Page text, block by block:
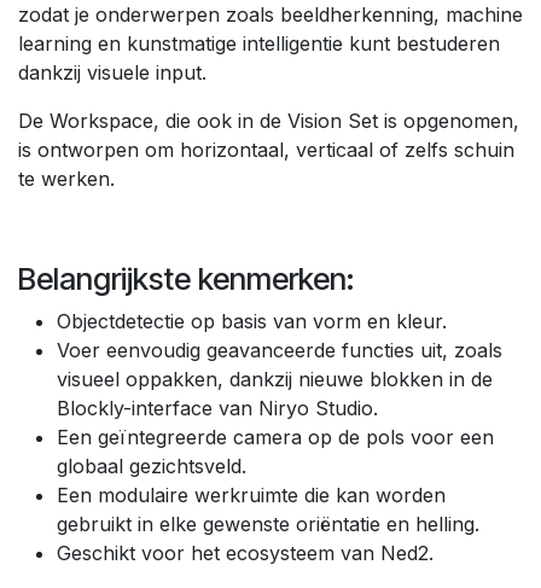
zodat je onderwerpen zoals beeldherkenning, machine
learning en kunstmatige intelligentie kunt bestuderen
dankzij visuele input.
De Workspace, die ook in de Vision Set is opgenomen,
is ontworpen om horizontaal, verticaal of zelfs schuin
te werken.
Belangrijkste kenmerken:
Objectdetectie op basis van vorm en kleur.
Voer eenvoudig geavanceerde functies uit, zoals
visueel oppakken, dankzij nieuwe blokken in de
Blockly-interface van Niryo Studio.
Een geïntegreerde camera op de pols voor een
globaal gezichtsveld.
Een modulaire werkruimte die kan worden
gebruikt in elke gewenste oriëntatie en helling.
Geschikt voor het ecosysteem van Ned2.